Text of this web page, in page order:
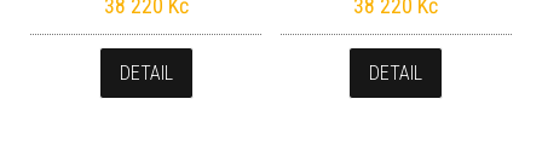
38 220 Kč
DETAIL
38 220 Kč
DETAIL